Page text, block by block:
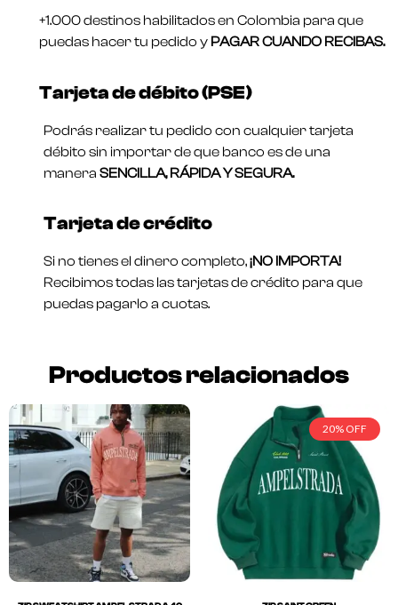
+1.000 destinos habilitados en Colombia para que
puedas hacer tu pedido y PAGAR CUANDO RECIBAS.
Tarjeta de débito (PSE)
Podrás realizar tu pedido con cualquier tarjeta
débito sin importar de que banco es de una
manera SENCILLA, RÁPIDA Y SEGURA.
Tarjeta de crédito
Si no tienes el dinero completo,¡NO IMPORTA!
Recibimos todas las tarjetas de crédito para que
puedas pagarlo a cuotas.
Productos relacionados
20% OFF